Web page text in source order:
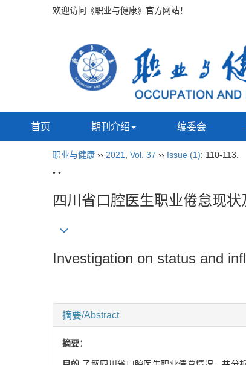
欢迎访问《职业与健康》官方网站！
首页 期刊介绍 编委会
职业与健康 ›› 2021, Vol. 37 ›› Issue (1): 110-113.
• •
四川省口腔医生职业倦怠现
Investigation on status and
摘要/Abstract
摘要：